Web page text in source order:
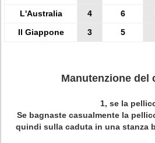
L'Australia
4 6
Il Giappone
3 5
Manutenzione del
1, se la
Se bagnaste casualmente la
quindi sulla caduta in una stanza